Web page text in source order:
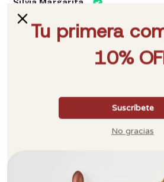
Silvia Margarita
Convertir audio a texto